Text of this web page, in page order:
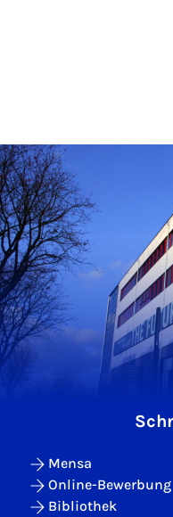
Mensa
Online-Bewerbung
Bibliothek